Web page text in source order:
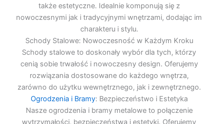
także estetyczne. Idealnie komponują się z
nowoczesnymi jak i tradycyjnymi wnętrzami, dodając im
charakteru i stylu.
Schody Stalowe: Nowoczesność w Każdym Kroku
Schody stalowe to doskonały wybór dla tych, którzy
cenią sobie trwałość i nowoczesny design. Oferujemy
rozwiązania dostosowane do każdego wnętrza,
zarówno do użytku wewnętrznego, jak i zewnętrznego.
Ogrodzenia i Bramy: Bezpieczeństwo i Estetyka
Nasze ogrodzenia i bramy metalowe to połączenie
wytrzymałości, bezpieczeństwa i estetyki. Oferujemy